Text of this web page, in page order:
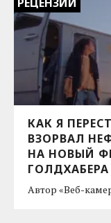
РЕЦЕНЗИИ
КАК Я
ВЗОРВАЛ
НА НОВЫЙ
ГОЛДХАБЕРА
Автор «Веб-